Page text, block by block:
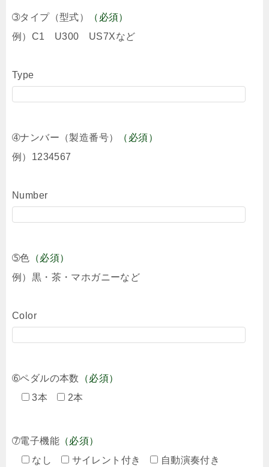
➂タイプ（型式）
（必須）
例）C1 U300 US7Xなど
Type
➃ナンバー（製造番号）
（必須）
例）1234567
Number
➄色 （必須）
例）黒・茶・マホガニーなど
Color
➅ペダルの本数
（必須）
3本
2本
➆電子機能 （必須）
なし
サイレント付き 自動演奏付き